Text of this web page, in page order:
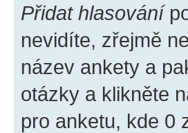
Přidat hlasování
nevidíte, zřejmě
název ankety a
otázky a klikněte
pro anketu, kde 0